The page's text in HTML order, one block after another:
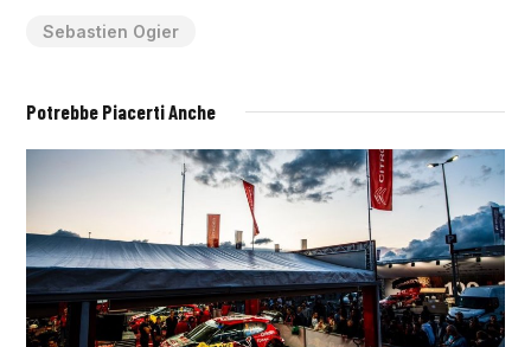
Sebastien Ogier
Potrebbe Piacerti Anche